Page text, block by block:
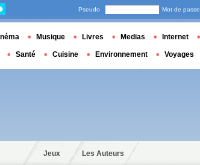
Jeux Les Auteurs
Pseudo Mot de passe
Musique Livres Medias Internet
Santé Cuisine Environnement Voyages